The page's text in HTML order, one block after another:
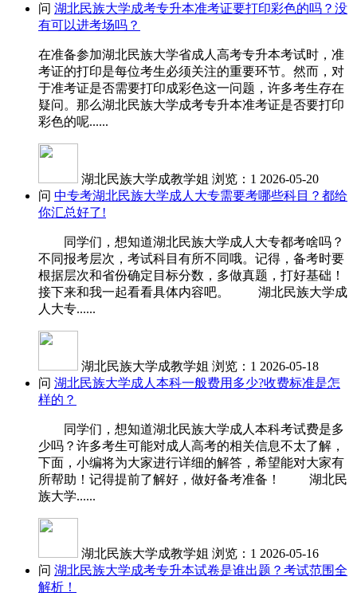
问 湖北民族大学成考专升本准考证要打印彩色的吗？没
有可以进考场吗？
在准备参加湖北民族大学省成人高考专升本考试时，准
考证的打印是每位考生必须关注的重要环节。然而，对
于准考证是否需要打印成彩色这一问题，许多考生存在
疑问。那么湖北民族大学成考专升本准考证是否要打印
彩色的呢......
湖北民族大学成教学姐 浏览：1 2026-05-20
问 中专考湖北民族大学成人大专需要考哪些科目？都给
你汇总好了!
同学们，想知道湖北民族大学成人大专都考啥吗？
不同报考层次，考试科目有所不同哦。记得，备考时要
根据层次和省份确定目标分数，多做真题，打好基础！
接下来和我一起看看具体内容吧。 湖北民族大学成
人大专......
湖北民族大学成教学姐 浏览：1 2026-05-18
问 湖北民族大学成人本科一般费用多少?收费标准是怎
样的？
同学们，想知道湖北民族大学成人本科考试费是多
少吗？许多考生可能对成人高考的相关信息不太了解，
下面，小编将为大家进行详细的解答，希望能对大家有
所帮助！记得提前了解好，做好备考准备！ 湖北民
族大学......
湖北民族大学成教学姐 浏览：1 2026-05-16
问 湖北民族大学成考专升本试卷是谁出题？考试范围全
解析！